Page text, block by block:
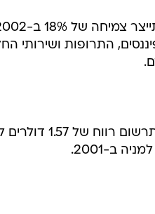
התרופות ושירותי